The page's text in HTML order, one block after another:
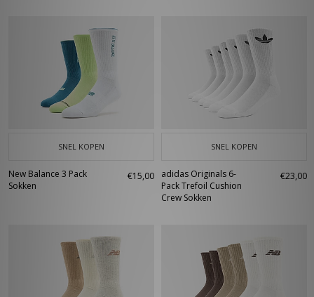
SNEL KOPEN
New Balance 3 Pack
Sokken
€15,00
SNEL KOPEN
adidas Originals 6-
Pack Trefoil Cushion
Crew Sokken
€23,00